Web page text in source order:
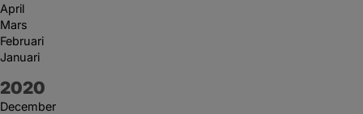
April
Mars
Februari
Januari
År:
2020
December